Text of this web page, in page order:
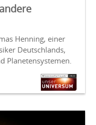
Henning, einer
Deutschlands,
Planetensystemen.